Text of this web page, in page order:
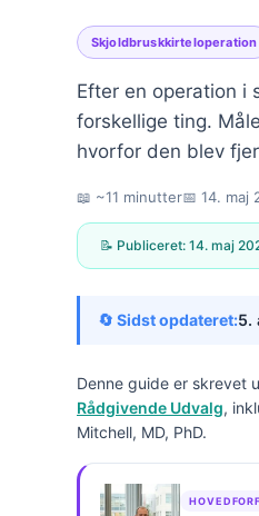
Skjoldbruskkirteloperation
Efter en operation i
forskellige ting.
hvorfor den blev
📖 ~11 minutter📅 14. maj
📝 Publiceret: 14. maj
🔄 Sidst opdateret:5.
Denne guide er skrevet
Rådgivende Udvalg,
Mitchell, MD, PhD.